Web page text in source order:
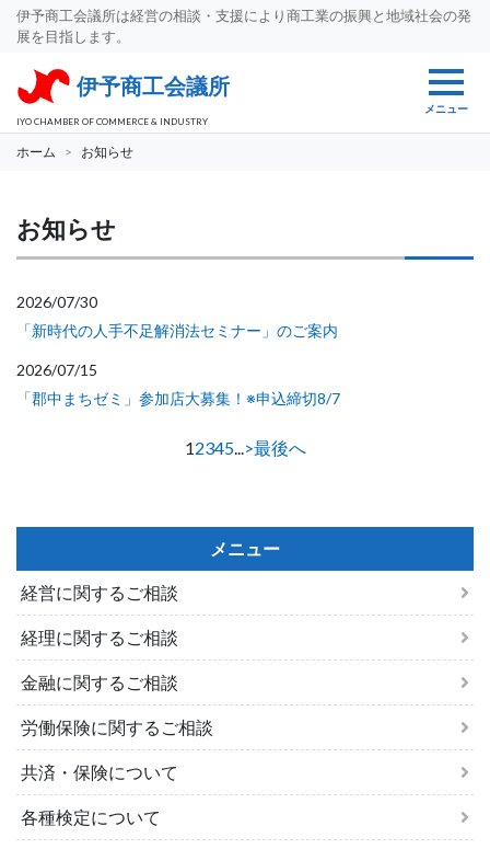
伊予商工会議所は経営の相談・支援により商工業の振興と地域社会の発
展を目指します。
伊予商工会議所
IYO CHAMBER OF COMMERCE & INDUSTRY
メニュー
ホーム お知らせ
お知らせ
2026/07/30
「新時代の人手不足解消法セミナー」のご案内
2026/07/15
「郡中まちゼミ」参加店大募集！※申込締切8/7
12345...>最後へ
メニュー
経営に関するご相談
経理に関するご相談
金融に関するご相談
労働保険に関するご相談
共済・保険について
各種検定について